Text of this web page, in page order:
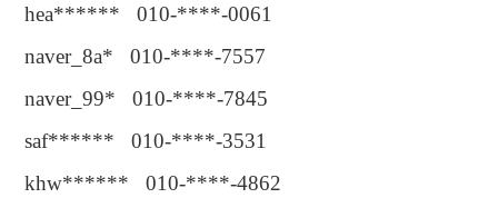
hea****** 010-****-0061
naver_8a* 010-****-7557
naver_99* 010-****-7845
saf****** 010-****-3531
khw****** 010-****-4862